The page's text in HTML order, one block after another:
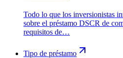
Todo lo que los inversionistas
sobre el préstamo DSCR de
requisitos de…
Tipo de préstamo